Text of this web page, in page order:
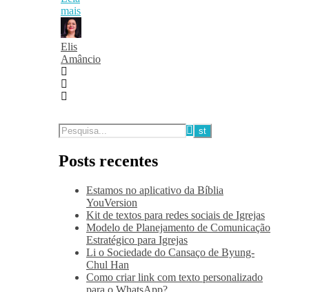
mais
Elis
Amâncio
Posts recentes
Estamos no aplicativo da Bíblia
YouVersion
Kit de textos para redes sociais de Igrejas
Modelo de Planejamento de Comunicação
Estratégico para Igrejas
Li o Sociedade do Cansaço de Byung-
Chul Han
Como criar link com texto personalizado
para o WhatsApp?